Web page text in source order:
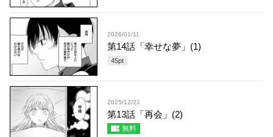
2026/01/11
第14話「幸せな夢」(1)
45pt
2025/12/21
第13話「再会」(2)
無料